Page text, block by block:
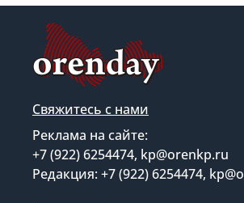
Свяжитесь с нами
Реклама на сайте:
+7 (922) 6254474, kp@orenkp.ru
Редакция: +7 (922) 6254474,